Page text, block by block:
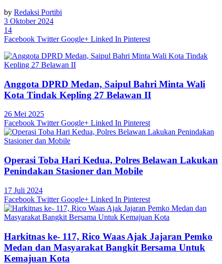
by Redaksi Portibi
3 Oktober 2024
14
Facebook Twitter Google+ Linked In Pinterest
Anggota DPRD Medan, Saipul Bahri Minta Wali
Kota Tindak Kepling 27 Belawan II
26 Mei 2025
Facebook Twitter Google+ Linked In Pinterest
Operasi Toba Hari Kedua, Polres Belawan Lakukan
Penindakan Stasioner dan Mobile
17 Juli 2024
Facebook Twitter Google+ Linked In Pinterest
Harkitnas ke- 117, Rico Waas Ajak Jajaran Pemko
Medan dan Masyarakat Bangkit Bersama Untuk
Kemajuan Kota